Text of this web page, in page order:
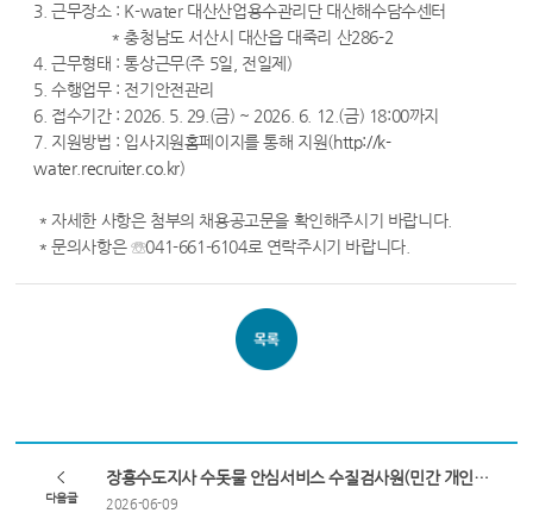
3. 근무장소 : K-water 대산산업용수관리단 대산해수담수센터
* 충청남도 서산시 대산읍 대죽리 산286-2
4. 근무형태 : 통상근무(주 5일, 전일제)
5. 수행업무 : 전기안전관리
6. 접수기간 : 2026. 5. 29.(금) ~ 2026. 6. 12.(금) 18:00까지
7. 지원방법 : 입사지원홈페이지를 통해 지원(http://k-
water.recruiter.co.kr)
* 자세한 사항은 첨부의 채용공고문을 확인해주시기 바랍니다.
* 문의사항은 ☏041-661-6104로 연락주시기 바랍니다.
다음글
장흥수도지사 수돗물 안심서비스 수질검사원(민간 개인사업자 위탁) 모집 공고
2026-06-09